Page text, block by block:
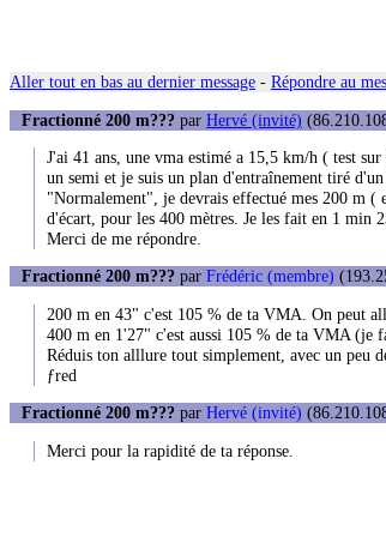
Aller tout en bas au dernier message - Répondre au
Fractionné 200 m??? par Hervé (invité)
J'ai 41 ans, une vma estimé a 15,5 km/h ( test
un semi et je suis un plan d'entraînement tiré
"Normalement", je devrais effectué mes 200 m (
d'écart, pour les 400 mètres. Je les fait en 1 min
Merci de me répondre.
Fractionné 200 m??? par Frédéric (membre)
200 m en 43" c'est 105 % de ta VMA. On peut
400 m en 1'27" c'est aussi 105 % de ta VMA (je
Réduis ton alllure tout simplement, avec un peu
ƒred
Fractionné 200 m??? par Hervé (invité)
Merci pour la rapidité de ta réponse.